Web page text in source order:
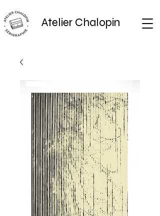
Atelier Chalopin